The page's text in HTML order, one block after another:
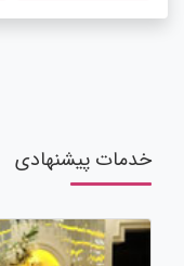
خدمات پیشنهادی